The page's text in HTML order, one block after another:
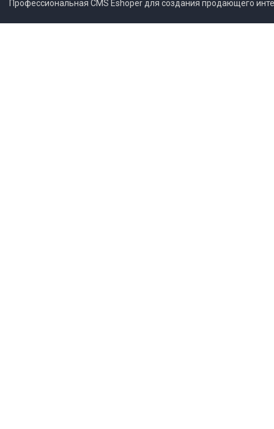
Профессиональная CMS Eshoper для создания продающего